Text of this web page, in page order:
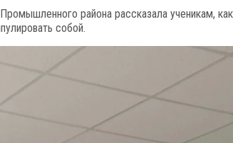
района рассказала ученикам, как
собой.